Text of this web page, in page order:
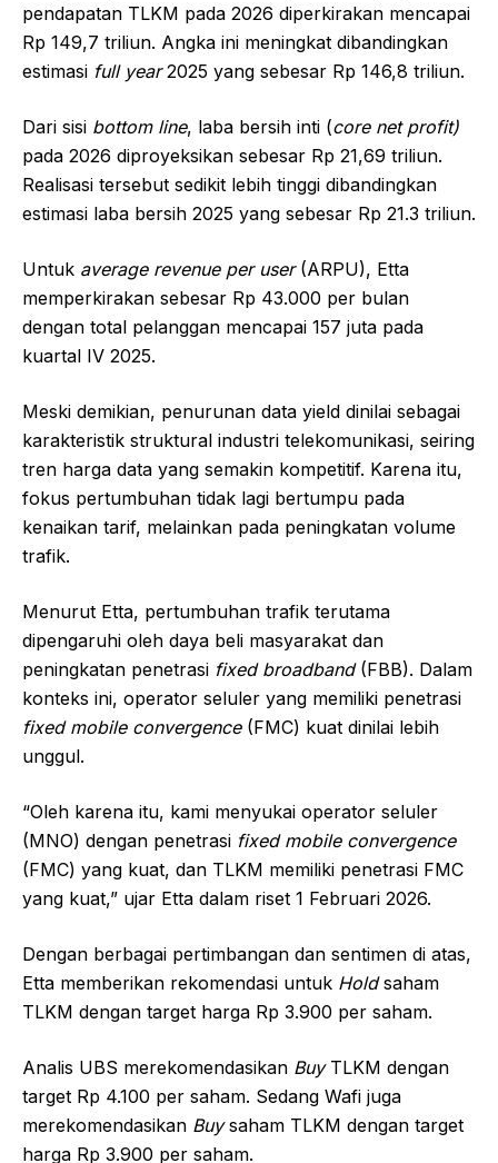
pendapatan TLKM pada 2026 diperkirakan mencapai
Rp 149,7 triliun. Angka ini meningkat dibandingkan
estimasi full year2025 yang sebesar Rp 146,8 triliun.
Dari sisi bottom line, laba bersih inti (core net profit)
pada 2026 diproyeksikan sebesar Rp 21,69 triliun.
Realisasi tersebut sedikit lebih tinggi dibandingkan
estimasi laba bersih 2025 yang sebesar Rp 21.3 triliun.
Untuk average revenue per user (ARPU), Etta
memperkirakan sebesar Rp 43.000 per bulan
dengan total pelanggan mencapai 157 juta pada
kuartal IV 2025.
Meski demikian, penurunan data yield dinilai sebagai
karakteristik struktural industri telekomunikasi, seiring
tren harga data yang semakin kompetitif. Karena itu,
fokus pertumbuhan tidak lagi bertumpu pada
kenaikan tarif, melainkan pada peningkatan volume
trafik.
Menurut Etta, pertumbuhan trafik terutama
dipengaruhi oleh daya beli masyarakat dan
peningkatan penetrasi fixed broadband(FBB). Dalam
konteks ini, operator seluler yang memiliki penetrasi
fixed mobile convergence(FMC) kuat dinilai lebih
unggul.
“Oleh karena itu, kami menyukai operator seluler
(MNO) dengan penetrasi fixed mobile convergence
(FMC) yang kuat, dan TLKM memiliki penetrasi FMC
yang kuat,” ujar Etta dalam riset 1 Februari 2026.
Dengan berbagai pertimbangan dan sentimen di atas,
Etta memberikan rekomendasi untuk Holdsaham
TLKM dengan target harga Rp 3.900 per saham.
Analis UBS merekomendasikan BuyTLKM dengan
target Rp 4.100 per saham. Sedang Wafi juga
merekomendasikan Buysaham TLKM dengan target
harga Rp 3.900 per saham.